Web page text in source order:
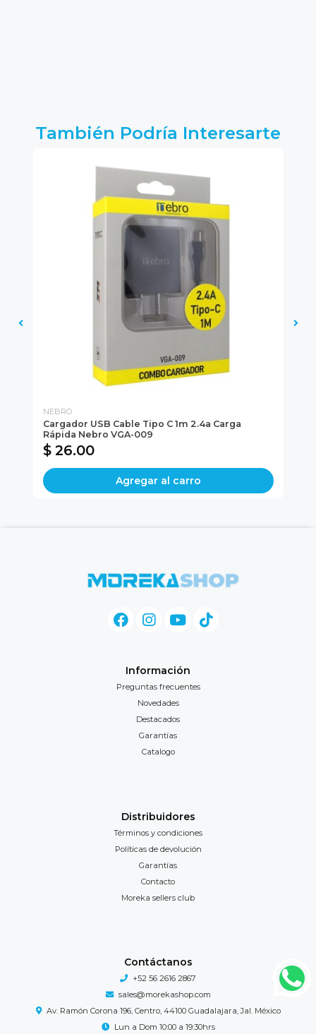
También Podría Interesarte
NEBRO
Cargador USB Cable Tipo C 1m 2.4a Carga
Rápida Nebro VGA-009
$ 26.00
Agregar al carro
Información
Preguntas frecuentes
Novedades
Destacados
Garantías
Catalogo
Distribuidores
Términos y condiciones
Políticas de devolución
Garantías
Contacto
Moreka sellers club
Contáctanos
+52 56 2616 2867
sales@morekashop.com
Av. Ramón Corona 196, Centro, 44100 Guadalajara, Jal. México
Lun a Dom 10:00 a 19:30hrs